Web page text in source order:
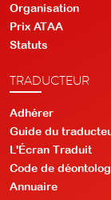
Organisation
Prix ATAA
Statuts
TRADUCTEUR
Adhérer
Guide du
L'Écran Traduit
Code de
Annuaire